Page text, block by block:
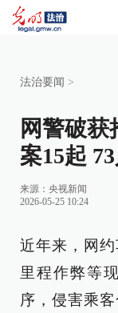
法治要闻 >
网警破
案15起
来源： 央视新闻
2026-05-25 10:24
近年来，网
里程作弊等
序，侵害乘